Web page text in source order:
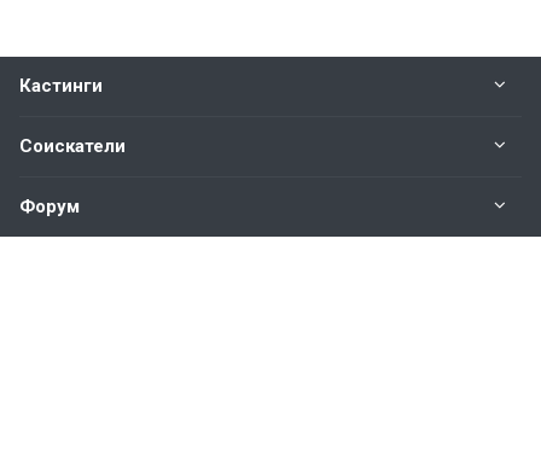
Кастинги
Соискатели
Форум